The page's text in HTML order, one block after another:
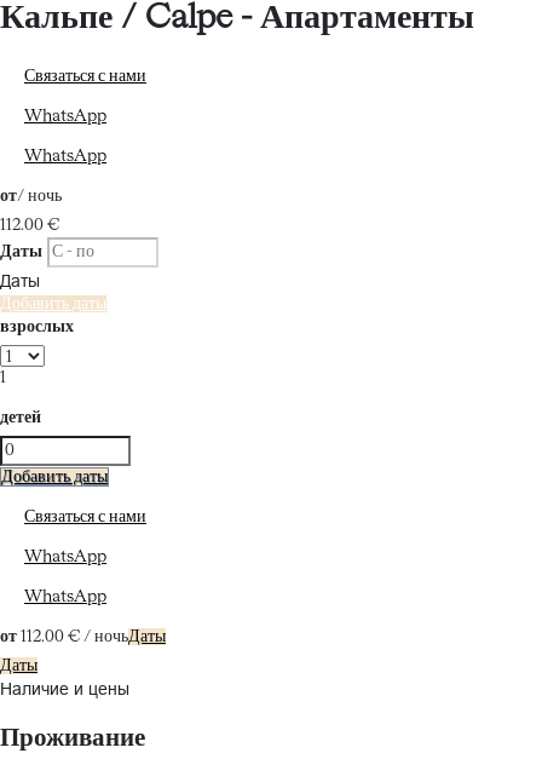
Кальпе / Calpe - Апартаменты
Связаться с нами
WhatsApp
WhatsApp
от/ ночь
112.00 €
Даты
Даты
Добавить даты
взрослых
1
детей
Добавить даты
Связаться с нами
WhatsApp
WhatsApp
от 112.00 € / ночьДаты
Даты
Наличие и цены
Проживание